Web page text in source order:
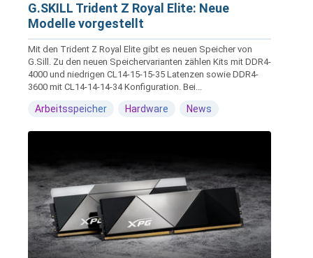
G.SKILL Trident Z Royal Elite: Neue
Modelle vorgestellt
Mit den Trident Z Royal Elite gibt es neuen Speicher von
G.Sill. Zu den neuen Speichervarianten zählen Kits mit DDR4-
4000 und niedrigen CL14-15-15-35 Latenzen sowie DDR4-
3600 mit CL14-14-14-34 Konfiguration. Bei...
Arbeitsspeicher Hardware News